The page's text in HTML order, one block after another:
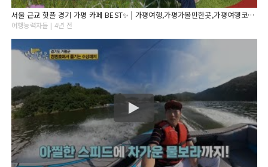
서울 근교 핫플 경기 가평 카페 BEST✨ | 가평여행,가평가볼만한곳,가평여행코스,경기도가볼만한곳, 서울근교가볼만한곳,가평카페,서울근교드라이브,서울근교카페,경기도카페,가평데이트
여행능력자들 | 4년 전